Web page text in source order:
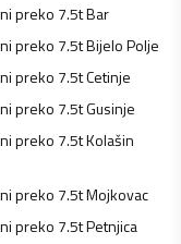
preko 7.5tBar
preko 7.5tBijelo Polje
preko 7.5tCetinje
preko 7.5tGusinje
preko 7.5tKolašin
preko 7.5tMojkovac
preko 7.5tPetnjica